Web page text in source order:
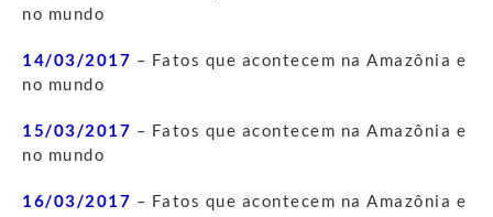
no mundo
14/03/2017 – Fatos que acontecem na Amazônia e
no mundo
15/03/2017 – Fatos que acontecem na Amazônia e
no mundo
16/03/2017 – Fatos que acontecem na Amazônia e